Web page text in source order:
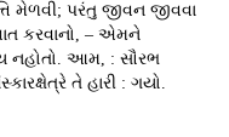
મેળવી; પરંતુ જીવન જીવવા
કરવાનો, – એમને
નહોતો. આમ, : સૌરભ
તે હારી : ગયો.